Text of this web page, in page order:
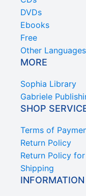
DVDs
Ebooks
Free
Other Languages
MORE
Sophia Library
Gabriele
SHOP
Terms of
Return Policy
Return Policy
Shipping
INFORMATION